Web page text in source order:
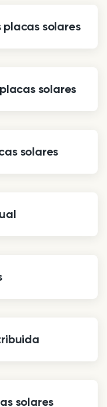
solares
solares
solares
solares